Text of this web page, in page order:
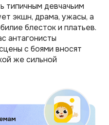
типичным девчачьим
экшн, драма, ужасы, а
блесток и платьев.
антагонисты
с боями вносят
же сильной